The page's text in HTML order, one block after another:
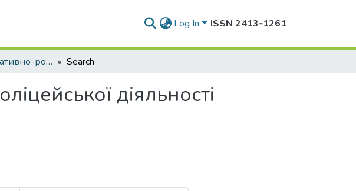
Log In ISSN 2413‑1261
Кафедра оперативно-розшукової та поліцейської діяльності Search
діяльності